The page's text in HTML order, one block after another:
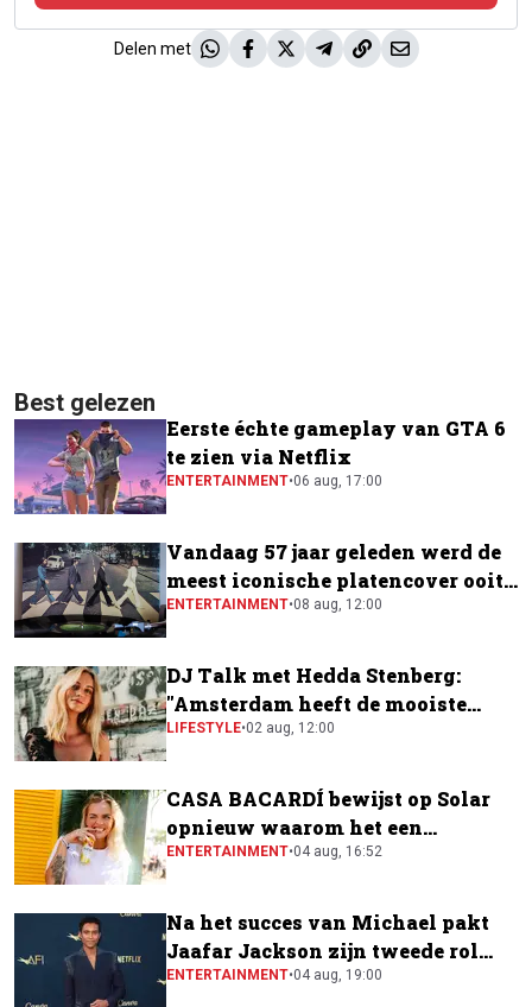
Delen met
Best gelezen
Eerste échte gameplay van GTA 6
te zien via Netflix
ENTERTAINMENT•06 aug, 17:00
Vandaag 57 jaar geleden werd de
meest iconische platencover ooit
gemaakt
ENTERTAINMENT•08 aug, 12:00
DJ Talk met Hedda Stenberg:
"Amsterdam heeft de mooiste
festivalscene van Europa"
LIFESTYLE•02 aug, 12:00
CASA BACARDÍ bewijst op Solar
opnieuw waarom het een
festivalfavoriet is
ENTERTAINMENT•04 aug, 16:52
Na het succes van Michael pakt
Jaafar Jackson zijn tweede rol
naast Will Smith
ENTERTAINMENT•04 aug, 19:00